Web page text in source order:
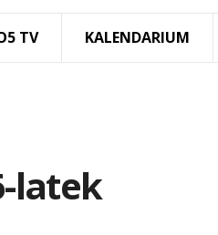
TV KALENDARIUM
latek